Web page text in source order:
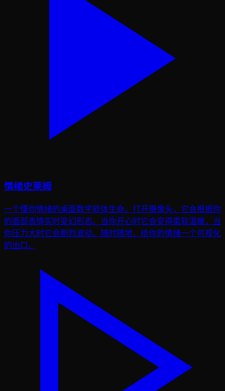
情绪史莱姆
一个懂你情绪的桌面数字软体生命。打开摄像头，它会根据你
的面部表情实时变幻形态。当你开心时它会变得柔软温暖，当
你压力大时它会剧烈波动。随时随地，给你的情绪一个可视化
的出口。